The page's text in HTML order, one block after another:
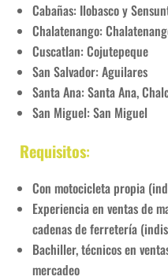
Cabañas: Ilobasco y
Chalatenango:
Cuscatlan: Cojutepeque
San Salvador: Aguilares
Santa Ana: Santa Ana,
San Miguel: San Miguel
Requisitos:
Con motocicleta propia
Experiencia en ventas de
cadenas de ferretería
Bachiller, técnicos en
mercadeo